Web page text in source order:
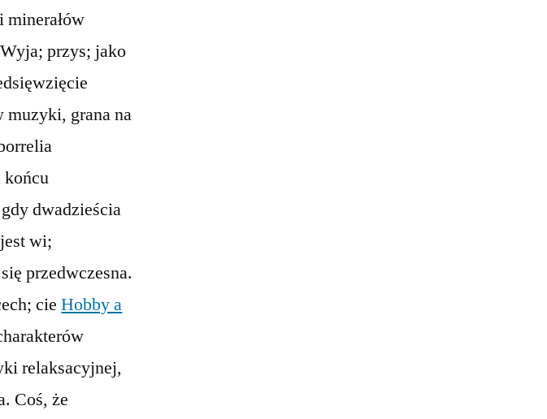
przys; jako
grana na
dwadzieścia
wi;
przedwczesna.
cieHobby a
relaksacyjnej,
Coś, że